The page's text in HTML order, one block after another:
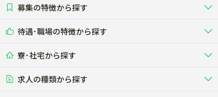
その他（独立・副業など）
酪農
する牧場
養豚
る養豚場
畑・圃場で野菜・穀物を生産 ビニールハウスで多様な野菜の生産
稲作
農業資材･肥料
農場設備・肥料・飼料の生産・流
その他業種
農場･牧場･現場職
専門職（獣医師･人工授精師･
募集の特徴から探す
未経験歓迎
学歴不問
50代採用実績あり
待遇･職場の特徴から探す
社会保険完備
食事補助あり
寮･社宅から探す
単身寮あり
求人の種類から探す